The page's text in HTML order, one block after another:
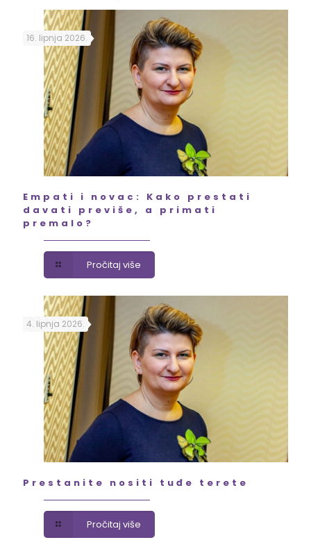
16. lipnja 2026.
Empati i novac: Kako prestati
davati previše, a primati
premalo?
Pročitaj više
4. lipnja 2026.
Prestanite nositi tuđe terete
Pročitaj više